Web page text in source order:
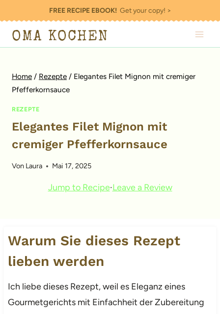
Inhalt
springen
FREE RECIPE EBOOK!Get your copy! >
OMA KOCHEN
Home / Rezepte / Elegantes Filet Mignon mit cremiger
Pfefferkornsauce
REZEPTE
Elegantes Filet Mignon mit
cremiger Pfefferkornsauce
Von Laura Mai 17, 2025
Jump to Recipe·Leave a Review
Warum Sie dieses Rezept
lieben werden
Ich liebe dieses Rezept, weil es Eleganz eines
Gourmetgerichts mit Einfachheit der Zubereitung